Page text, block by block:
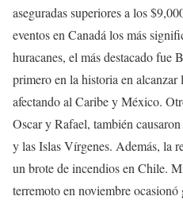
aseguradas superiores a los
eventos en Canadá los más
huracanes, el más destacado fue
primero en la historia en alcanzar
afectando al Caribe y México.
Oscar y Rafael, también
y las Islas Vírgenes. Además, la
un brote de incendios en Chile.
terremoto en noviembre ocasionó